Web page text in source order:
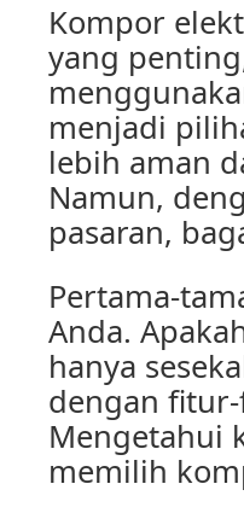
Kompor
yang
menjadi
lebih aman
Namun,
pasaran,
Pertama-
Anda.
hanya
dengan
Mengetahui
memilih